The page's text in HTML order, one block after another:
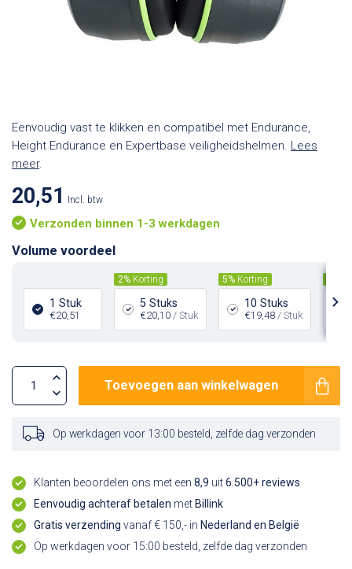
Eenvoudig vast te klikken en compatibel met Endurance,
Height Endurance en Expertbase veiligheidshelmen. Lees
meer.
20,51 Incl. btw
Verzonden binnen 1-3 werkdagen
Volume voordeel
1 Stuk
€20,51
2% Korting
5 Stuks
€20,10 / Stuk
5% Korting
10 Stuks
€19,48 / Stuk
Toevoegen aan winkelwagen
Op werkdagen voor 13:00 besteld, zelfde dag verzonden
Klanten beoordelen ons met een 8,9 uit6.500+ reviews
Eenvoudig achteraf betalen met Billink
Gratis verzending vanaf € 150,- in Nederland en België
Op werkdagen voor 15:00 besteld, zelfde dag verzonden